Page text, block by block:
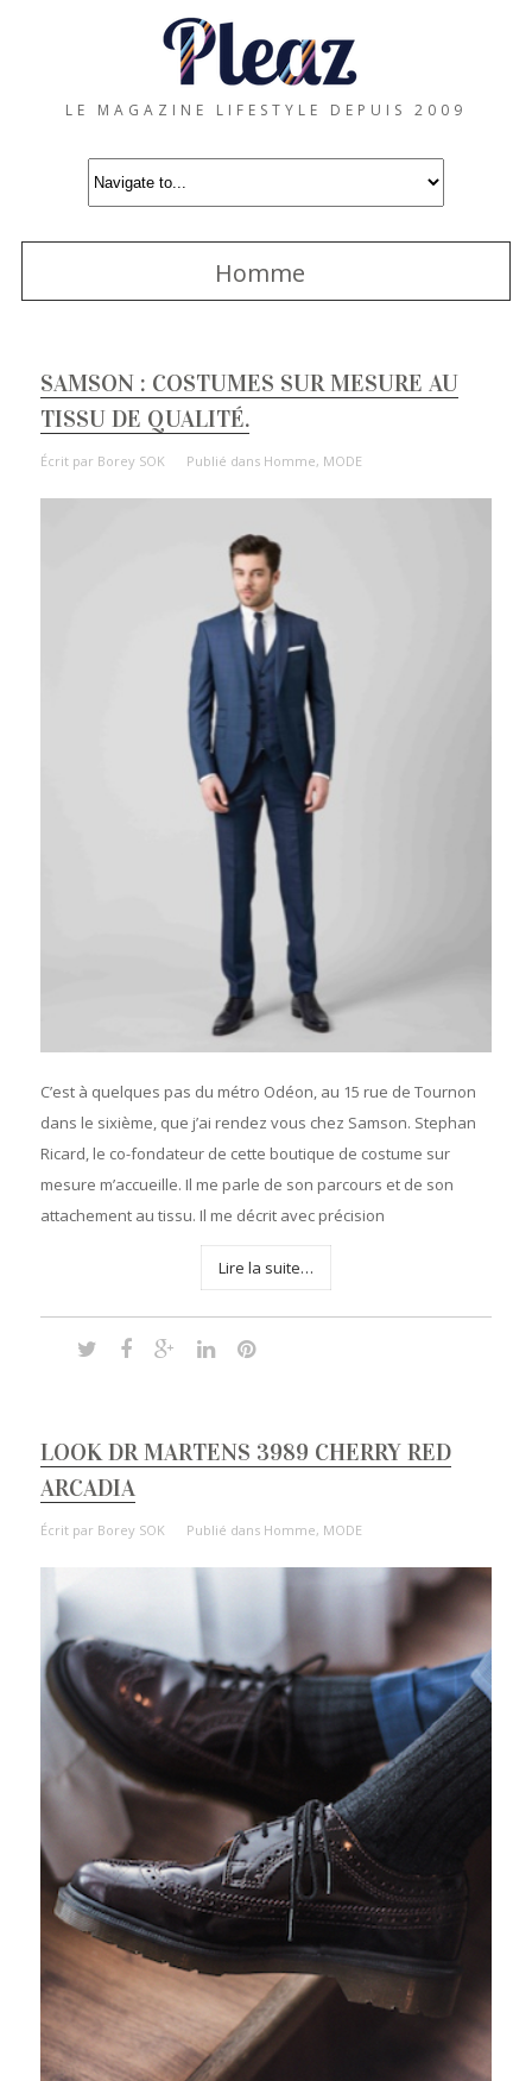
LE MAGAZINE LIFESTYLE DEPUIS 2009
Homme
SAMSON : COSTUMES SUR MESURE AU
TISSU DE QUALITÉ.
Écrit par Borey SOK Publié dans Homme, MODE
C’est à quelques pas du métro Odéon, au 15 rue de Tournon
dans le sixième, que j’ai rendez vous chez Samson. Stephan
Ricard, le co-fondateur de cette boutique de costume sur
mesure m’accueille. Il me parle de son parcours et de son
attachement au tissu. Il me décrit avec précision
Lire la suite…
LOOK DR MARTENS 3989 CHERRY RED
ARCADIA
Écrit par Borey SOK Publié dans Homme, MODE